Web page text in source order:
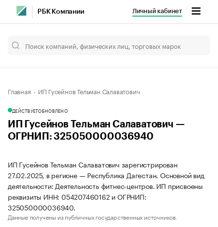
РБК Компании Личный кабинет
Главная ИП Гусейнов Тельман Салаватович
ДЕЙСТВУЕТОБНОВЛЕНО
ИП Гусейнов Тельман Салаватович —
ОГРНИП: 325050000036940
ИП Гусейнов Тельман Салаватович зарегистрирован
27.02.2025, в регионе — Республика Дагестан. Основной вид
деятельности: Деятельность фитнес-центров. ИП присвоены
реквизиты ИНН: 054207460162 и ОГРНИП:
325050000036940.
Данные получены из публичных государственных источников.